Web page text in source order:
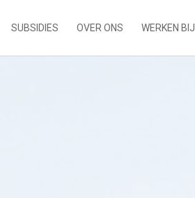
SUBSIDIES OVER ONS WERKEN BIJ